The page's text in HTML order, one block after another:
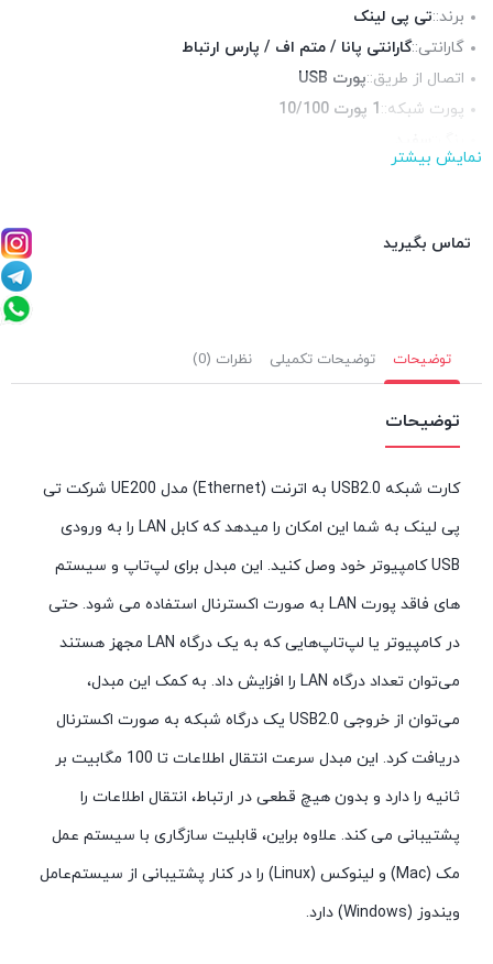
برند::تی پی لینک
گارانتی::گارانتی پانا / متم اف / پارس ارتباط
اتصال از طریق::پورت USB
پورت شبکه::1 پورت 10/100
چراغ LED وضعیت::
نمایش بیشتر
تماس بگیرید
توضیحات توضیحات تکمیلی نظرات (0)
توضیحات
کارت شبکه USB2.0 به اترنت (Ethernet) مدل UE200 شرکت تی
پی لینک به شما این امکان را میدهد که کابل LAN را به ورودی
USB کامپیوتر خود وصل کنید. این مبدل برای لپ‌تاپ و سیستم
های فاقد پورت LAN به صورت اکسترنال استفاده می شود. حتی
در کامپیوتر یا لپ‌تاپ‌هایی که به یک درگاه LAN مجهز هستند
می‌توان تعداد درگاه LAN را افزایش داد. به کمک این مبدل،
می‌توان از خروجی USB2.0 یک درگاه شبکه به صورت اکسترنال
دریافت کرد. این مبدل سرعت انتقال اطلاعات تا 100 مگابیت بر
ثانیه را دارد و بدون هیچ قطعی در ارتباط، انتقال اطلاعات را
پشتیبانی می کند. علاوه براین، قابلیت سازگاری با سیستم عمل
مک (Mac) و لینوکس (Linux) را در کنار پشتیبانی از سیستم‌عامل
ویندوز (Windows) دارد.